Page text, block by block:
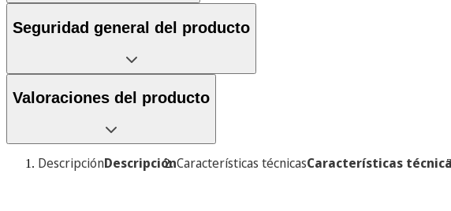
Seguridad general del producto
Valoraciones del producto
DescripciónDescripciónCaracterísticas técnicasCaracterísticas